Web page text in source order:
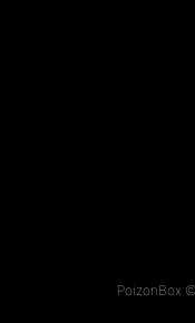
PoizonBox